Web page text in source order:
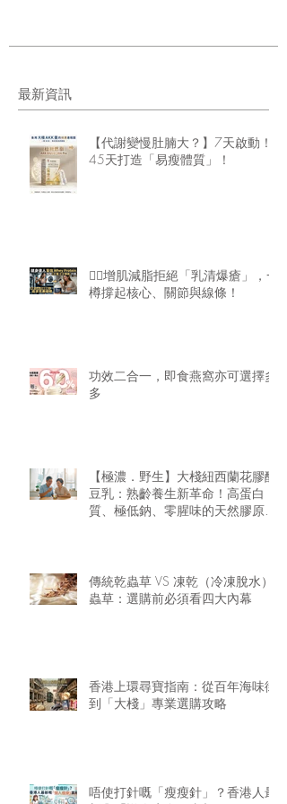
最新資訊
【代謝變慢肚腩大？】7天啟動！
45天打造「易瘦體質」！
🏋️‍♂️增肌減脂拒絕「乳清爆瘡」，一
樽撐起核心、關節與線條！
功效二合一，即食燕窩亦可選擇多
多
【極濃．野生】大棧紐西蘭花膠醇
豆乳：熟齡養生新革命！高蛋白
質、極低鈉、零腥味的天然膠原精
傳統乾蟲草 VS 凍乾（冷凍脫水）
蟲草：選購前必須看四大內幕
香港上環尋寶指南：從百年海味街
到「大棧」專業選購攻略
唔使打針嘅「瘦瘦針」？香港人最